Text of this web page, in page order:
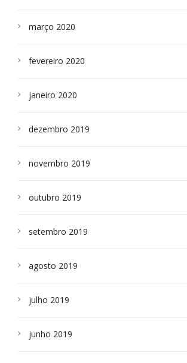
março 2020
fevereiro 2020
janeiro 2020
dezembro 2019
novembro 2019
outubro 2019
setembro 2019
agosto 2019
julho 2019
junho 2019